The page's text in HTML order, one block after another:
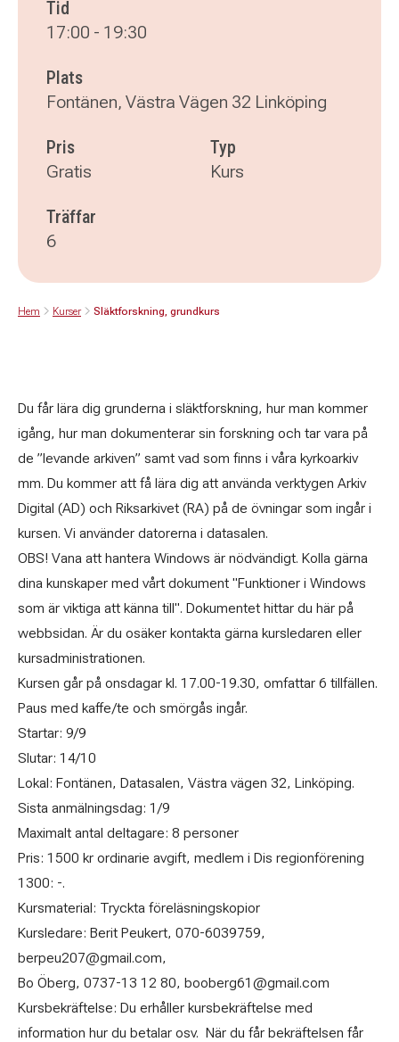
Tid
17:00 - 19:30
Plats
Fontänen, Västra Vägen 32 Linköping
Pris
Gratis
Typ
Kurs
Träffar
6
Hem Kurser Släktforskning, grundkurs
Du får lära dig grunderna i släktforskning, hur man kommer
igång, hur man dokumenterar sin forskning och tar vara på
de ”levande arkiven” samt vad som finns i våra kyrkoarkiv
mm. Du kommer att få lära dig att använda verktygen Arkiv
Digital (AD) och Riksarkivet (RA) på de övningar som ingår i
kursen. Vi använder datorerna i datasalen.
OBS! Vana att hantera Windows är nödvändigt. Kolla gärna
dina kunskaper med vårt dokument "Funktioner i Windows
som är viktiga att känna till". Dokumentet hittar du här på
webbsidan. Är du osäker kontakta gärna kursledaren eller
kursadministrationen.
Kursen går på onsdagar kl. 17.00-19.30, omfattar 6 tillfällen.
Paus med kaffe/te och smörgås ingår.
Startar: 9/9
Slutar: 14/10
Lokal: Fontänen, Datasalen, Västra vägen 32, Linköping.
Sista anmälningsdag: 1/9
Maximalt antal deltagare: 8 personer
Pris: 1500 kr ordinarie avgift, medlem i Dis regionförening
1300: -.
Kursmaterial: Tryckta föreläsningskopior
Kursledare: Berit Peukert, 070-6039759,
berpeu207@gmail.com,
Bo Öberg, 0737-13 12 80, booberg61@gmail.com
Kursbekräftelse: Du erhåller kursbekräftelse med
information hur du betalar osv. När du får bekräftelsen får